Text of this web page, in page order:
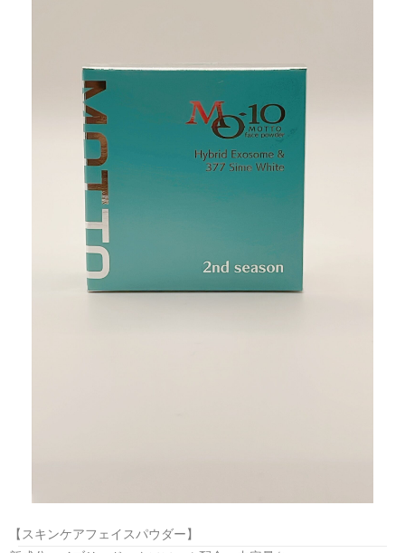
【スキンケアフェイスパウダー】